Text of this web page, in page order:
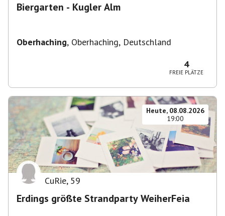
Biergarten - Kugler Alm
Oberhaching, Oberhaching, Deutschland
4
FREIE PLÄTZE
Heute, 08.08.2026
19:00
CuRie, 59
Erdings größte Strandparty WeiherFeia